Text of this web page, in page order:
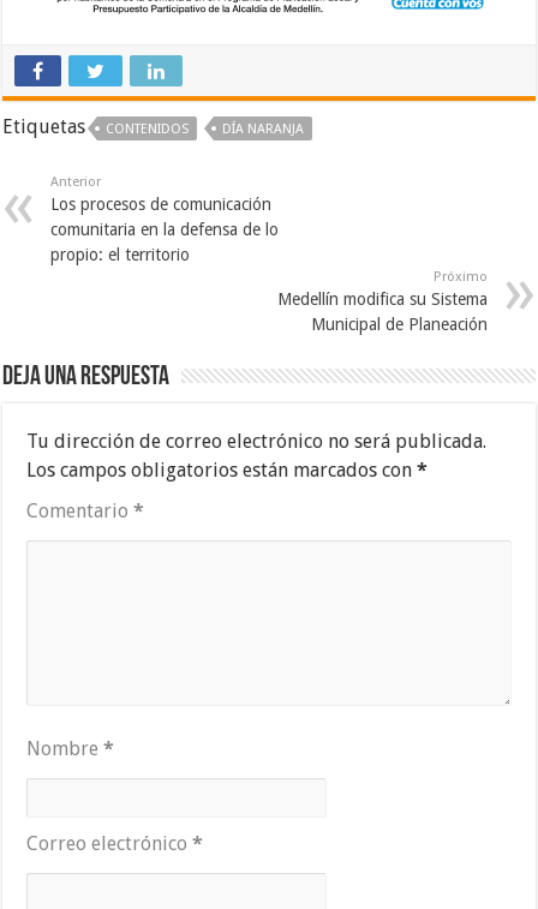
Etiquetas CONTENIDOS DÍA NARANJA
Anterior
Los procesos de comunicación
comunitaria en la defensa de lo
propio: el territorio
Próximo
Medellín modifica su Sistema
Municipal de Planeación
Deja una respuesta
Tu dirección de correo electrónico no será publicada.
Los campos obligatorios están marcados con*
Comentario*
Nombre*
Correo electrónico*